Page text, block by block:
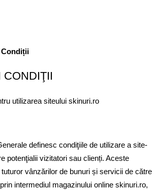
Condiții
utilizarea siteului skinuri.ro
definesc condiţiile de utilizare a site-
potenţialii vizitatori sau clienți. Aceste
vânzărilor de bunuri și servicii de către
intermediul magazinului online skinuri.ro,